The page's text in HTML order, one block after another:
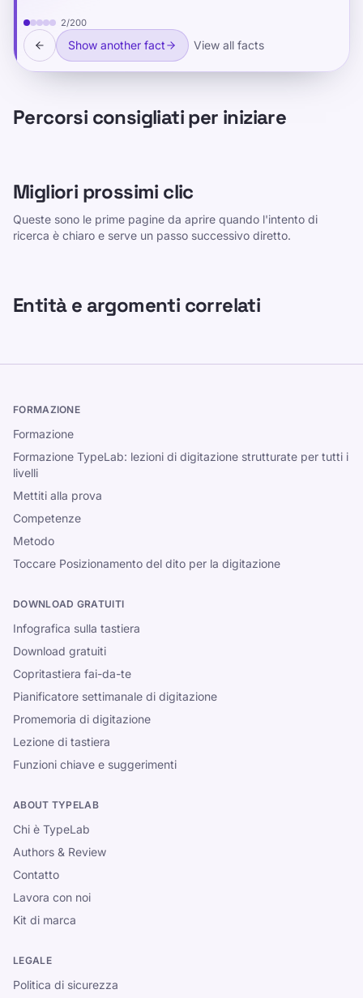
2/200
Show another fact View all facts
Percorsi consigliati per iniziare
Migliori prossimi clic
Queste sono le prime pagine da aprire quando l'intento di
ricerca è chiaro e serve un passo successivo diretto.
Entità e argomenti correlati
FORMAZIONE
Formazione
Formazione TypeLab: lezioni di digitazione strutturate per tutti i
livelli
Mettiti alla prova
Competenze
Metodo
Toccare Posizionamento del dito per la digitazione
DOWNLOAD GRATUITI
Infografica sulla tastiera
Download gratuiti
Copritastiera fai-da-te
Pianificatore settimanale di digitazione
Promemoria di digitazione
Lezione di tastiera
Funzioni chiave e suggerimenti
ABOUT TYPELAB
Chi è TypeLab
Authors & Review
Contatto
Lavora con noi
Kit di marca
LEGALE
Politica di sicurezza